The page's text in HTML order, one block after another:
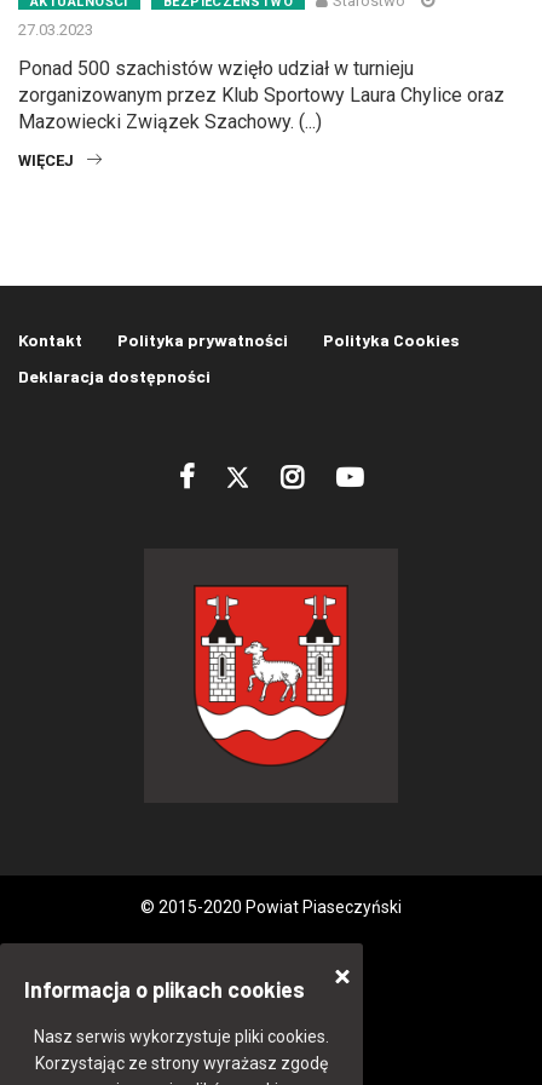
27.03.2023
Ponad 500 szachistów wzięło udział w turnieju
zorganizowanym przez Klub Sportowy Laura Chylice oraz
Mazowiecki Związek Szachowy. (...)
WIĘCEJ
Kontakt Polityka prywatności
Polityka Cookies
Deklaracja dostępności
© 2015-2020 Powiat Piaseczyński
Informacja o plikach cookies
Nasz serwis wykorzystuje pliki cookies.
Korzystając ze strony wyrażasz zgodę